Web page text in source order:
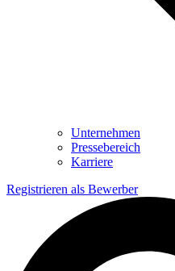
Unternehmen
Pressebereich
Karriere
Registrieren als Bewerber